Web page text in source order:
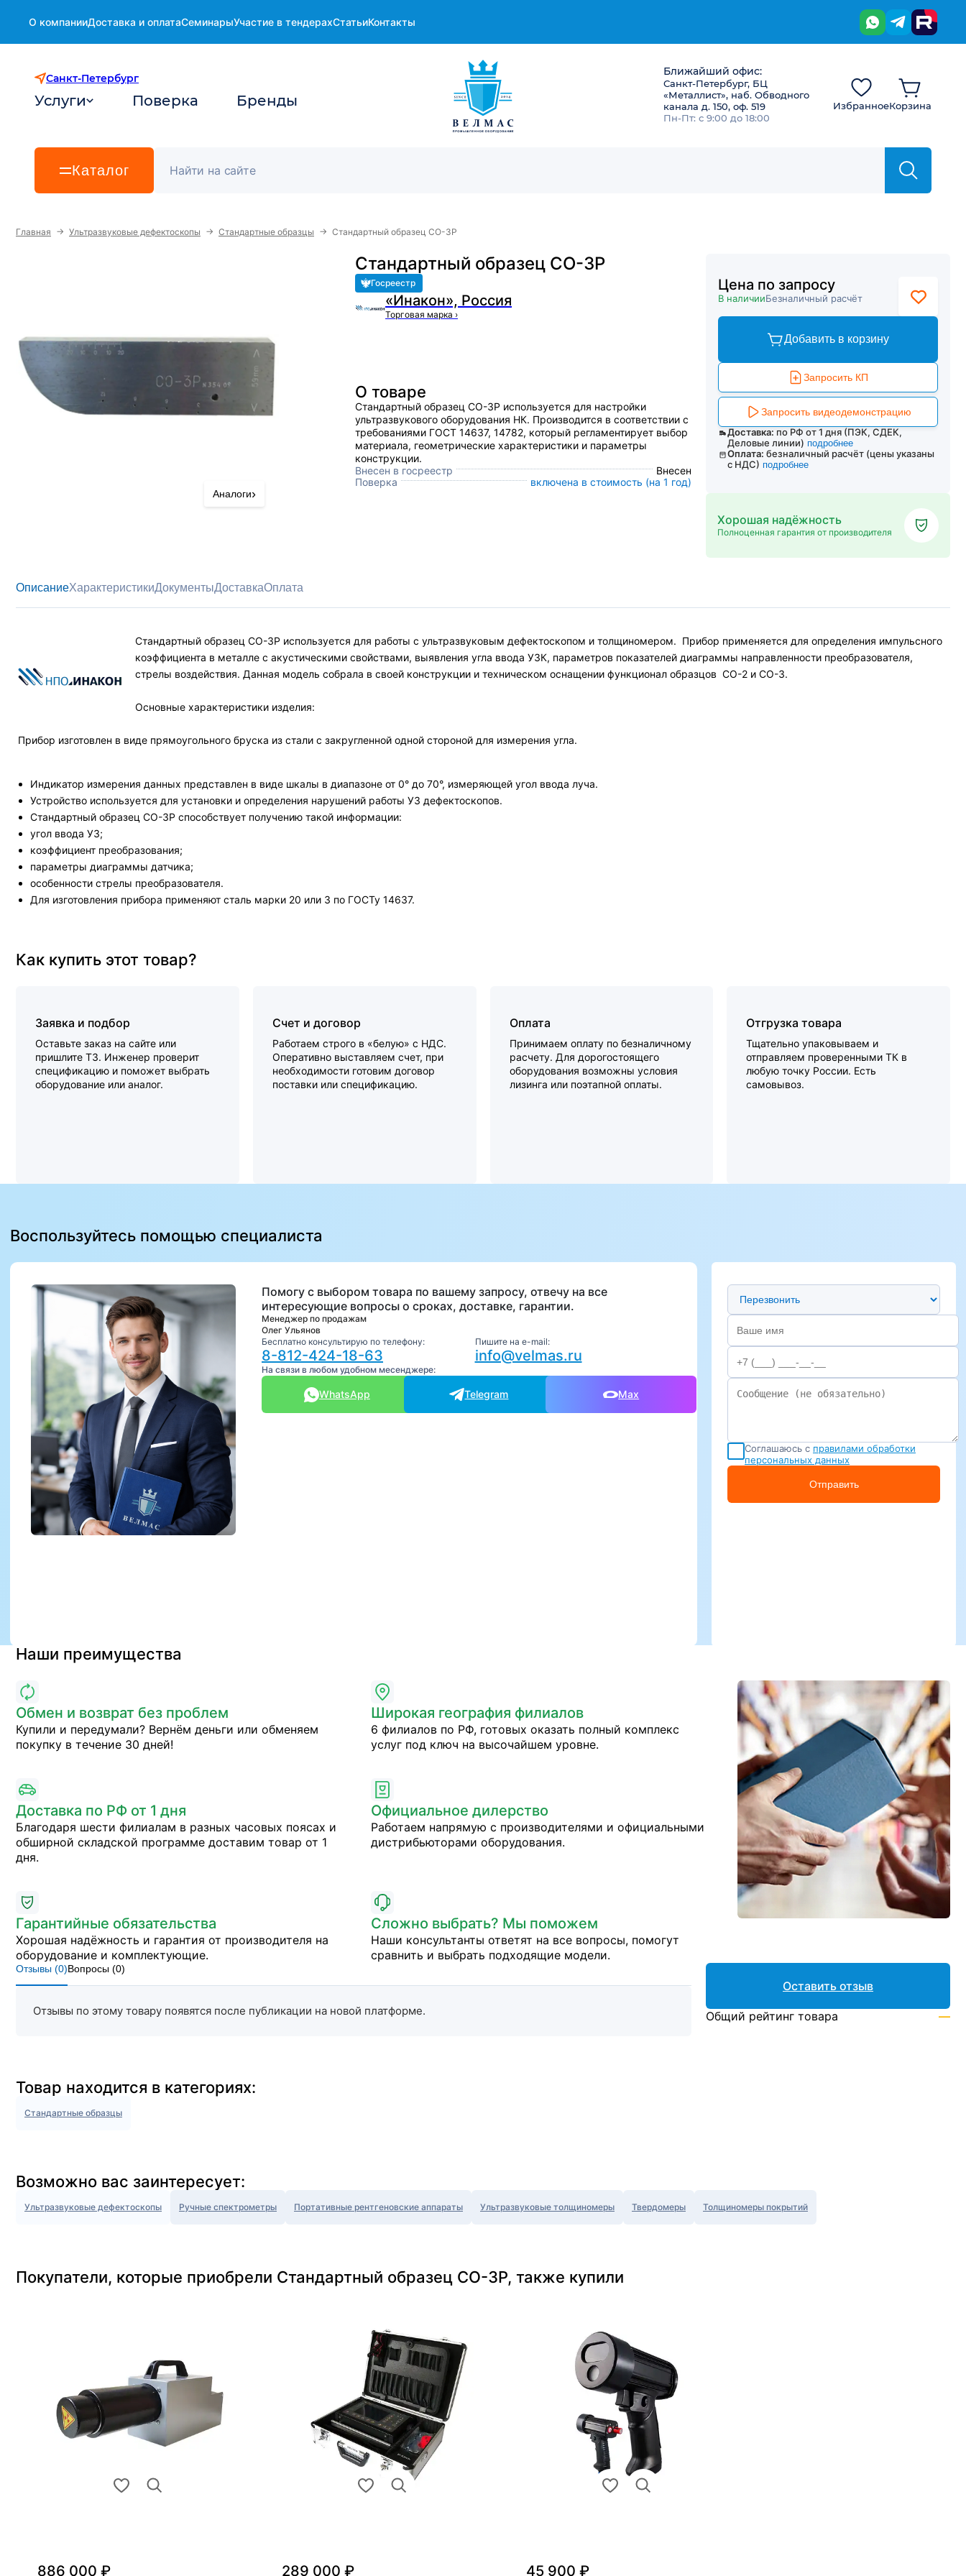
О компанииДоставка и оплатаСеминарыУчастие в тендерахСтатьиКонтакты
Санкт-Петербург
Услуги Поверка Бренды
Ближайший офис:
Санкт-Петербург, БЦ
«Металлист», наб. Обводного
канала д. 150, оф. 519
Пн-Пт: с 9:00 до 18:00
ИзбранноеКорзина
Каталог
Главная → Ультразвуковые дефектоскопы → Стандартные образцы → Стандартный образец СО-3Р
Стандартный образец СО-3Р
Госреестр
«Инакон», Россия
Торговая марка ›
Аналоги›
О товаре
Стандартный образец СО-3Р используется для настройки
ультразвукового оборудования НК. Производится в соответствии с
требованиями ГОСТ 14637, 14782, который регламентирует выбор
материала, геометрические характеристики и параметры
конструкции.
Внесен в госреестр
Внесен
Поверка
включена в стоимость (на 1 год)
Цена по запросу
В наличииБезналичный расчёт
Добавить в корзину
Запросить КП
Запросить видеодемонстрацию
Доставка: по РФ от 1 дня (ПЭК, СДЕК,
Деловые линии) подробнее
Оплата: безналичный расчёт (цены указаны
с НДС) подробнее
Хорошая надёжность
Полноценная гарантия от производителя
ОписаниеХарактеристикиДокументыДоставкаОплата
Стандартный образец СО-3Р используется для работы с ультразвуковым дефектоскопом и толщиномером. Прибор применяется для определения импульсного
коэффициента в металле с акустическими свойствами, выявления угла ввода УЗК, параметров показателей диаграммы направленности преобразователя,
стрелы воздействия. Данная модель собрала в своей конструкции и техническом оснащении функционал образцов СО-2 и СО-3.
Основные характеристики изделия:
Прибор изготовлен в виде прямоугольного бруска из стали с закругленной одной стороной для измерения угла.
Индикатор измерения данных представлен в виде шкалы в диапазоне от 0° до 70°, измеряющей угол ввода луча.
Устройство используется для установки и определения нарушений работы УЗ дефектоскопов.
Стандартный образец СО-3Р способствует получению такой информации:
угол ввода УЗ;
коэффициент преобразования;
параметры диаграммы датчика;
особенности стрелы преобразователя.
Для изготовления прибора применяют сталь марки 20 или 3 по ГОСТу 14637.
Как купить этот товар?
Заявка и подбор
Оставьте заказ на сайте или
пришлите ТЗ. Инженер проверит
спецификацию и поможет выбрать
оборудование или аналог.
Счет и договор
Работаем строго в «белую» с НДС.
Оперативно выставляем счет, при
необходимости готовим договор
поставки или спецификацию.
Оплата
Принимаем оплату по безналичному
расчету. Для дорогостоящего
оборудования возможны условия
лизинга или поэтапной оплаты.
Отгрузка товара
Тщательно упаковываем и
отправляем проверенными ТК в
любую точку России. Есть
самовывоз.
Воспользуйтесь помощью специалиста
Помогу с выбором товара по вашему запросу, отвечу на все
интересующие вопросы о сроках, доставке, гарантии.
Менеджер по продажам
Олег Ульянов
Бесплатно консультирую по телефону:
8-812-424-18-63
Пишите на e-mail:
info@velmas.ru
На связи в любом удобном месенджере:
WhatsApp Telegram Max
Предпочтительный способ связи
Соглашаюсь с правилами обработки
персональных данных
Отправить
Наши преимущества
Обмен и возврат без проблем
Купили и передумали? Вернём деньги или обменяем
покупку в течение 30 дней!
Широкая география филиалов
6 филиалов по РФ, готовых оказать полный комплекс
услуг под ключ на высочайшем уровне.
Доставка по РФ от 1 дня
Благодаря шести филиалам в разных часовых поясах и
обширной складской программе доставим товар от 1
дня.
Официальное дилерство
Работаем напрямую с производителями и официальными
дистрибьюторами оборудования.
Гарантийные обязательства
Хорошая надёжность и гарантия от производителя на
оборудование и комплектующие.
Сложно выбрать? Мы поможем
Наши консультанты ответят на все вопросы, помогут
сравнить и выбрать подходящие модели.
Отзывы (0)Вопросы (0)
Отзывы по этому товару появятся после публикации на новой платформе.
Оставить отзыв
Общий рейтинг товара —
Товар находится в категориях:
Стандартные образцы
Возможно вас заинтересует:
Ультразвуковые дефектоскопы Ручные спектрометры Портативные рентгеновские аппараты Ультразвуковые толщиномеры Твердомеры Толщиномеры покрытий
Покупатели, которые приобрели Стандартный образец СО-3Р, также купили
886 000 ₽ 289 000 ₽ 45 900 ₽